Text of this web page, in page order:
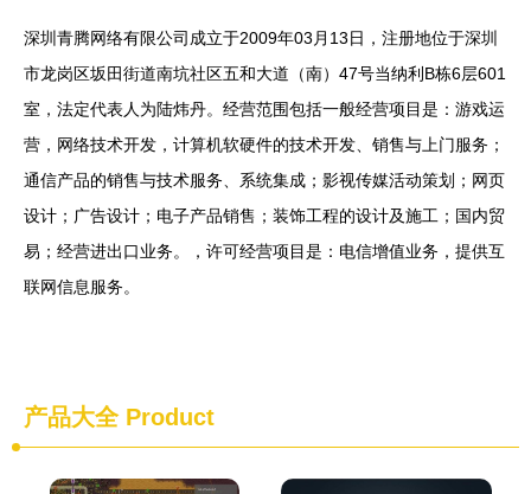
深圳青腾网络有限公司成立于2009年03月13日，注册地位于深圳
市龙岗区坂田街道南坑社区五和大道（南）47号当纳利B栋6层601
室，法定代表人为陆炜丹。经营范围包括一般经营项目是：游戏运
营，网络技术开发，计算机软硬件的技术开发、销售与上门服务；
通信产品的销售与技术服务、系统集成；影视传媒活动策划；网页
设计；广告设计；电子产品销售；装饰工程的设计及施工；国内贸
易；经营进出口业务。，许可经营项目是：电信增值业务，提供互
联网信息服务。
产品大全Product